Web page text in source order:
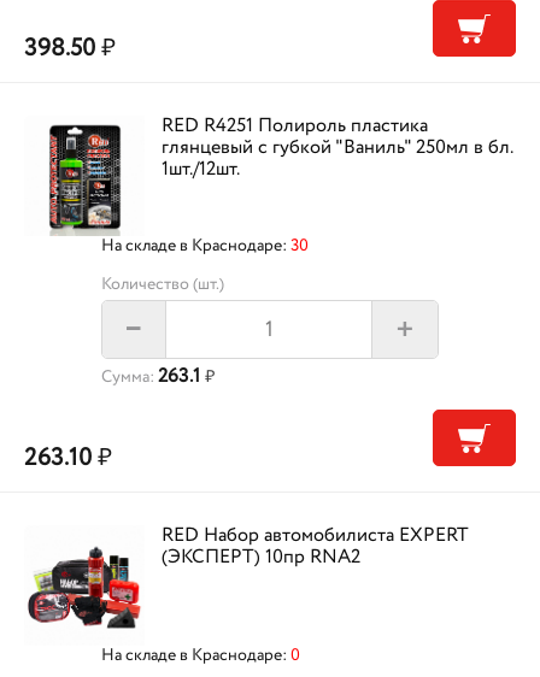
398.50₽
RED R4251 Полироль пластика
глянцевый с губкой "Ваниль" 250мл в бл.
1шт./12шт.
На складе в Краснодаре: 30
Количество (шт.)
– +
Сумма: 263.1 ₽
263.10₽
RED Набор автомобилиста EXPERT
(ЭКСПЕРТ) 10пр RNA2
На складе в Краснодаре: 0